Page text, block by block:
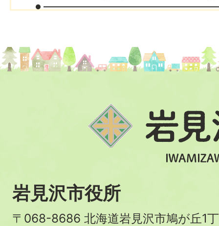
岩見沢市役所
〒068-8686 北海道岩見沢市鳩が丘1